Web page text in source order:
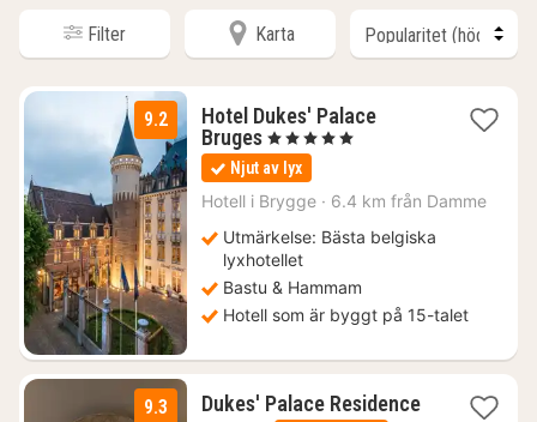
Filter Karta
9.2
Hotel Dukes' Palace
Bruges1
natt
från
2552
, 5 Stjärnor
Njut av lyx
Hotell i Brygge · 6.4 km från Damme
Utmärkelse: Bästa belgiska
lyxhotellet
Bastu & Hammam
Hotell som är byggt på 15-talet
9.3 Dukes' Palace Residence1